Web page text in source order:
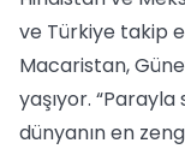
ve Türkiye takip
Macaristan,
yaşıyor.
dünyanın en